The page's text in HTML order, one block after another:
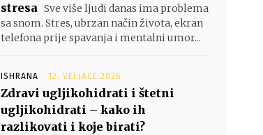
stresa Sve više ljudi danas ima problema
sa snom. Stres, ubrzan način života, ekran
telefona prije spavanja i mentalni umor...
ISHRANA 12. VELJAČE 2026.
Zdravi ugljikohidrati i štetni
ugljikohidrati – kako ih
razlikovati i koje birati?